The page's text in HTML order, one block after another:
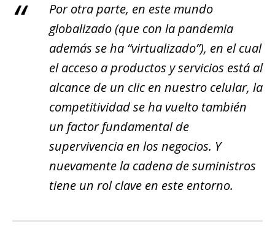
Por otra parte, en este mundo
globalizado (que con la pandemia
además se ha “virtualizado”), en el cual
el acceso a productos y servicios está al
alcance de un clic en nuestro celular, la
competitividad se ha vuelto también
un factor fundamental de
supervivencia en los negocios. Y
nuevamente la cadena de suministros
tiene un rol clave en este entorno.